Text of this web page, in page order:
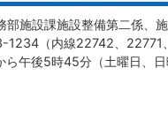
部施設課施設整備第二係、
（内線22742、22771
午後5時45分（土曜日、日